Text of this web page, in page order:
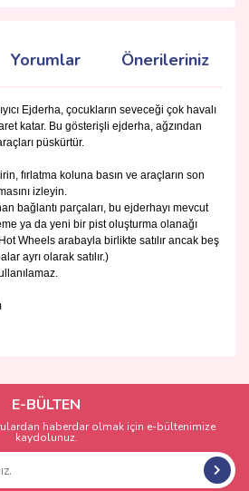
Yorumlar Önerileriniz
Ejderha, çocukların seveceği çok havalı
katar. Bu gösterişli ejderha, ağzından
püskürtür.
fırlatma koluna basın ve araçların son
izleyin.
bağlantı parçaları, bu ejderhayı mevcut
ya da yeni bir pist oluşturma olanağı
Hot Wheels arabayla birlikte satılır ancak beş
ayrı olarak satılır.)
Yorum Yaz
teşekkür ederiz.
eksik bilgiler bulunuyor.
E-BÜLTEN
haberdar olmak için e-bültenimize
kaydolunuz.